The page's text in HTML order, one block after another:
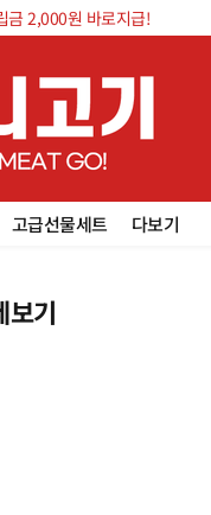
금 2,000원 바로지급!
고급선물세트 다보기
보기